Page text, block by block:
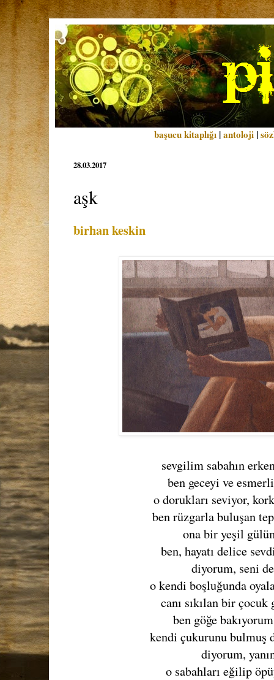
başucu kitaplığı |antoloji |
28.03.2017
aşk
birhan keskin
sevgilim sabahın
ben geceyi ve
o dorukları seviyor,
ben rüzgarla buluşan
ona bir yeşil
ben, hayatı delice
diyorum, seni
o kendi boşluğunda
canı sıkılan bir
ben göğe
kendi çukurunu bulmuş
diyorum,
o sabahları eğilip